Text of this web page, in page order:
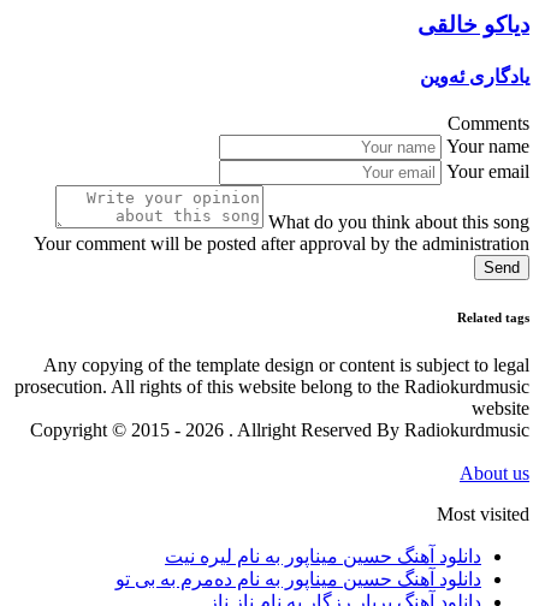
دیاکو خالقی
یادگاری ئەوین
Comments
Your name
Your email
What do you think about this song
Your comment will be posted after approval by the administration
Send
Related tags
Any copying of the template design or content is subject to legal
prosecution. All rights of this website belong to the Radiokurdmusic
website
Copyright © 2015 - 2026 . Allright Reserved By Radiokurdmusic
About us
Most visited
دانلود آهنگ حسین میناپور به نام لیره نیت
دانلود آهنگ حسین میناپور به نام دەمرم بە بی تو
دانلود آهنگ بریار رزگار به نام ناز ناز